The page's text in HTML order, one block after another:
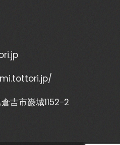
吉市巌城1152−2